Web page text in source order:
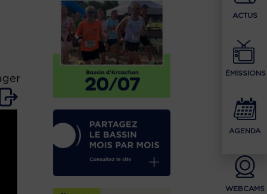
ACTUS
ÉMISSIONS
AGENDA
WEBCAMS